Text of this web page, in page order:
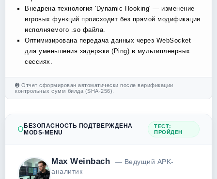
Внедрена технология 'Dynamic Hooking' — изменение
игровых функций происходит без прямой модификации
исполняемого .so файла.
Оптимизирована передача данных через WebSocket
для уменьшения задержки (Ping) в мультиплеерных
сессиях.
Отчет сформирован автоматически после верификации
контрольных сумм билда (SHA-256).
БЕЗОПАСНОСТЬ ПОДТВЕРЖДЕНА
MODS-MENU
ТЕСТ:
ПРОЙДЕН
Max Weinbach
— Ведущий APK-
аналитик